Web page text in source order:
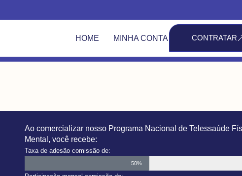
HOME MINHA CONTA CONTRATAR
Ao comercializar nosso Programa Nacional de Telessaúde
Mental, você recebe:
Taxa de adesão comissão de:
50%